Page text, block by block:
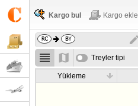
Kargo bul Kargo ekle
Treyler tipi
Yükleme